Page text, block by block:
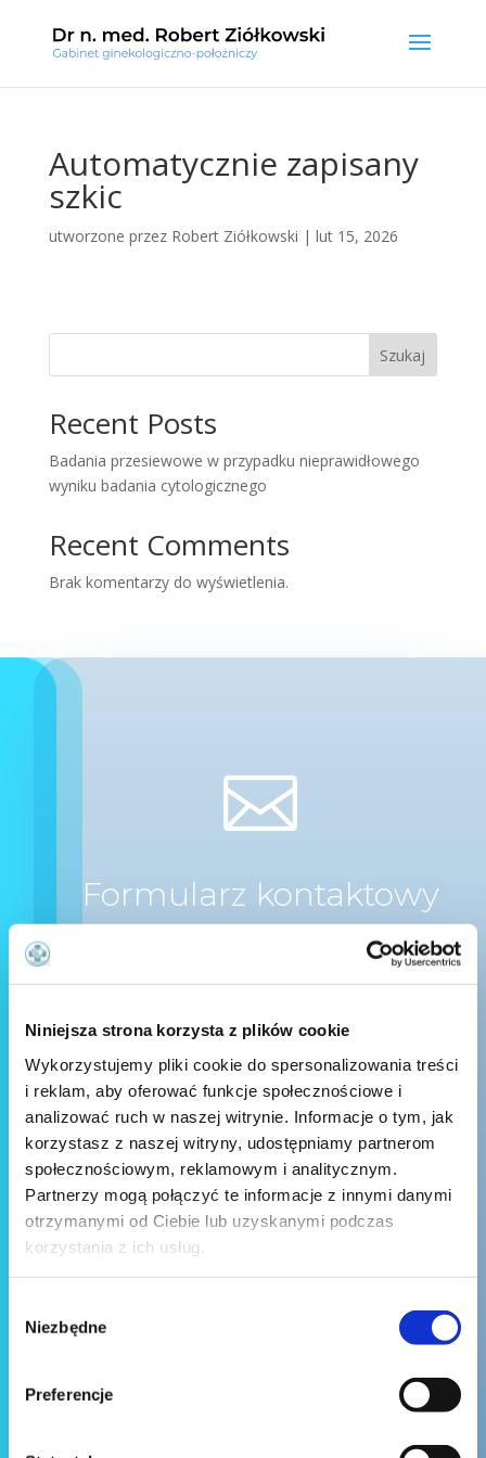
Niniejsza strona korzysta z plików cookie
Wykorzystujemy pliki cookie do spersonalizowania treści
i reklam, aby oferować funkcje społecznościowe i
analizować ruch w naszej witrynie. Informacje o tym, jak
korzystasz z naszej witryny, udostępniamy partnerom
społecznościowym, reklamowym i analitycznym.
Partnerzy mogą połączyć te informacje z innymi danymi
otrzymanymi od Ciebie lub uzyskanymi podczas
korzystania z ich usług.
zgody
Niezbędne
Preferencje
Automatycznie zapisany
szkic
utworzone przez Robert Ziółkowski | lut 15, 2026
Szukaj
Recent Posts
Badania przesiewowe w przypadku nieprawidłowego
wyniku badania cytologicznego
Recent Comments
Brak komentarzy do wyświetlenia.

Formularz kontaktowy
Wyślij wiadomość